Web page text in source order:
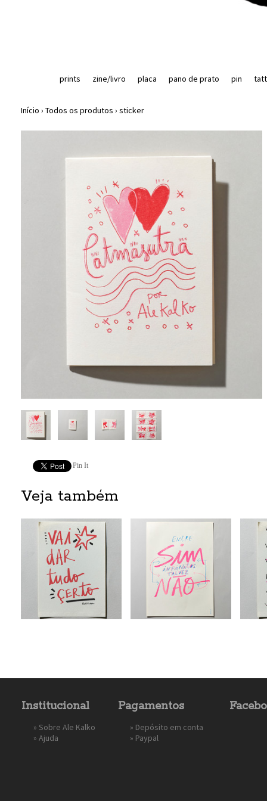
prints zine/livro placa pano de prato pin
Início › Todos os produtos › sticker
Pin It
Veja também
Institucional
» Sobre Ale Kalko
» Ajuda
Pagamentos
» Depósito em conta
» Paypal